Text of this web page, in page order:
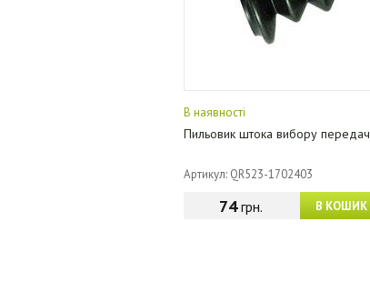
В наявності
Пильовик штока вибору передач
Артикул: QR523-1702403
В КОШИК
74грн.